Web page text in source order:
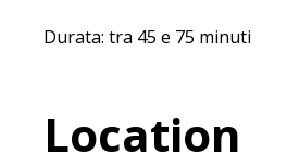
Durata: tra 45 e 75 minuti
Location